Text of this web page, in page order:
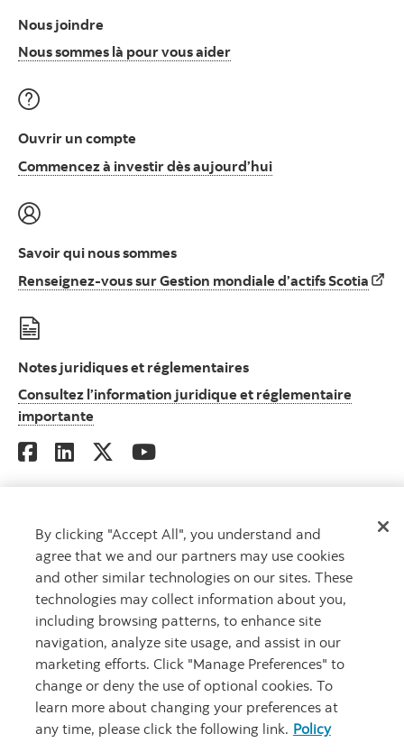
Nous joindre
Nous sommes là pour vous aiderNous sommes là pour
Ouvrir un compte
Commencez à investir dès aujourd’huiCommencez à
Savoir qui nous sommes
Renseignez-vous sur Gestion mondiale d’actifs Scotia
Notes juridiques et réglementaires
Consultez l’information juridique et réglementaire
importante
Gestion mondiale d’actifs Scotia MD
est un nom commercial utilisé par
Gestion d’actifs 1832 S.E.C., société en commandite dont le commandité
est détenu en propriété exclusive par la Banque Scotia.
Marque déposée de La Banque de Nouvelle-Écosse, utilisée sous
licence.
La Banque de Nouvelle-Écosse, 2026. Tous droits réservés.
Carrières Sécurité et fraude Notes juridiques Confidentialité
Accessibilité Paramètres des témoins
By clicking "Accept All", you understand and
agree that we and our partners may use cookies
and other similar technologies on our sites. These
technologies may collect information about you,
including browsing patterns, to enhance site
navigation, analyze site usage, and assist in our
marketing efforts. Click "Manage Preferences" to
change or deny the use of optional cookies. To
learn more about changing your preferences at
any time, please click the following link. Policy